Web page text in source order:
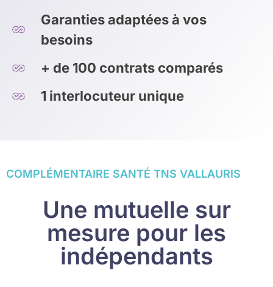
Garanties adaptées à vos
besoins
+ de 100 contrats comparés
1 interlocuteur unique
COMPLÉMENTAIRE SANTÉ TNS VALLAURIS
Une mutuelle sur
mesure pour les
indépendants